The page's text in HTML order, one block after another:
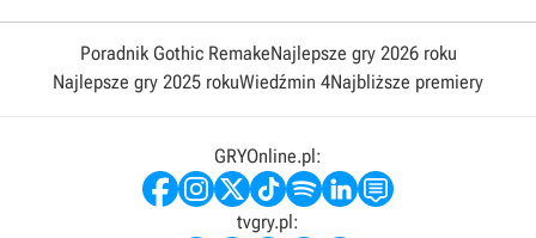
Poradnik Gothic RemakeNajlepsze gry 2026 roku
Najlepsze gry 2025 rokuWiedźmin 4Najbliższe premiery
GRYOnline.pl:
tvgry.pl: